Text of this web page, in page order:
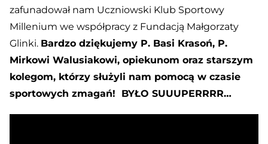
zafunadował nam Uczniowski Klub Sportowy
Millenium we współpracy z Fundacją Małgorzaty
Glinki. Bardzo dziękujemy P. Basi Krasoń, P.
Mirkowi Walusiakowi, opiekunom oraz starszym
kolegom, którzy służyli nam pomocą w czasie
sportowych zmagań! BYŁO SUUUPERRRR…